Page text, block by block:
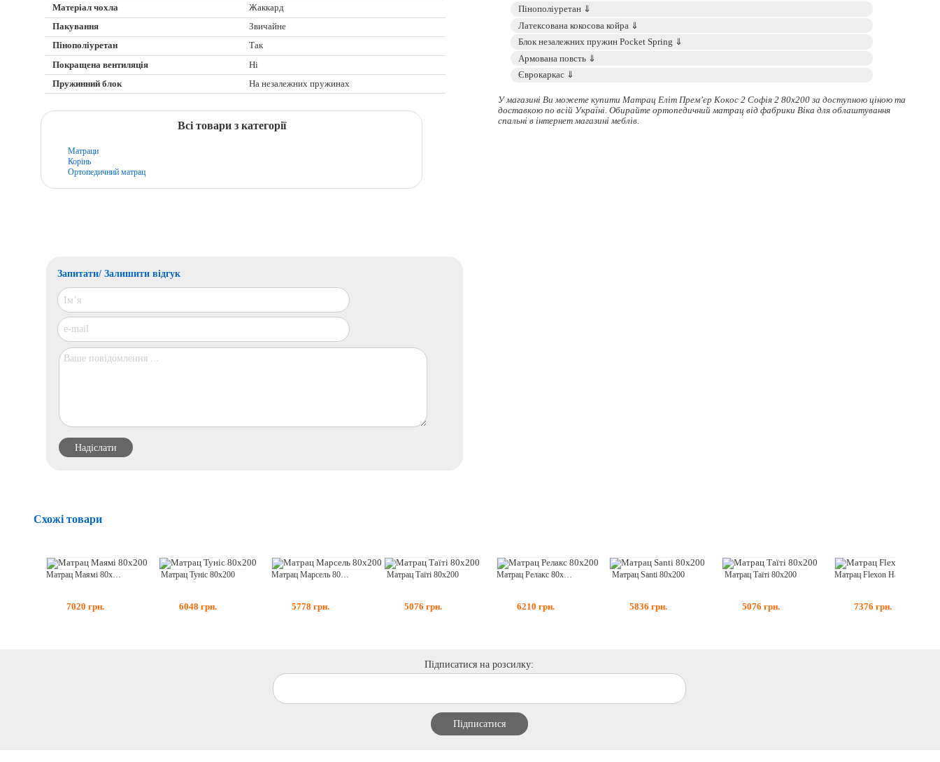
Матеріал чохла
Жаккард
Пакування
Звичайне
Пінополіуретан
Так
Покращена вентиляція
Ні
Пружинний блок
На незалежних пружинах
Всі товари з категорії
Матраци
Корінь
Ортопедичний матрац
У магазині Ви можете купити Матрац Еліт Прем’єр Кокос 2 Софія 2 80x200 за доступною ціною та
доставкою по всій Україні. Обирайте ортопедичний матрацвід фабрики Віка для облаштування
спальні в інтернет магазині меблів.
Запитати/ Залишити відгук
Схожі товари
7020 грн.
Матрац Туніс 80x200
6048 грн. 5778 грн.
Матрац Таїті 80x200
5076 грн. 6210 грн.
Матрац Santi 80x200
5836 грн.
Матрац Таїті 80x200
5076 грн. 7376 грн.
Підписатися на розсилку: